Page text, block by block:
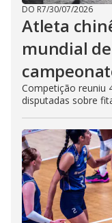
DO R7/30/07/2026
Atleta
mundial
Competição reuniu
disputadas sobre